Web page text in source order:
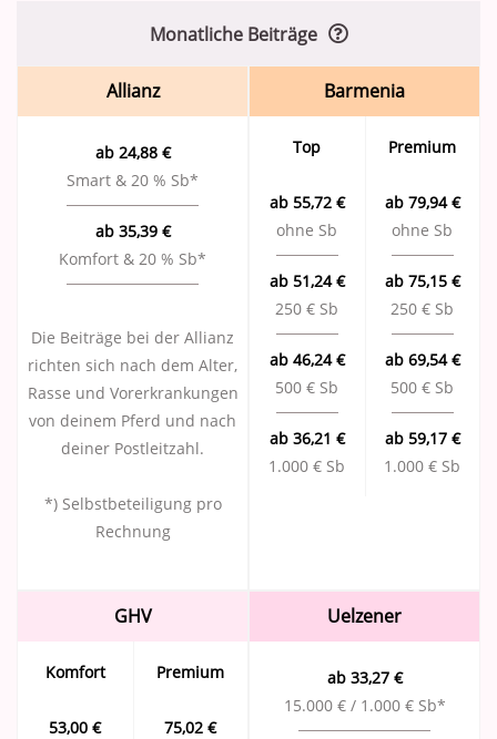
Monatliche Beiträge
Allianz
ab 24,88 €
Smart & 20 % Sb*
ab 35,39 €
Komfort & 20 % Sb*
Die Beiträge bei der Allianz
richten sich nach dem Alter,
Rasse und Vor­erkrankungen
von deinem Pferd und nach
deiner Postleitzahl.
*) Selbstbeteiligung pro
Rechnung
Barmenia
Top
ab 55,72 €
ohne Sb
ab 51,24 €
250 € Sb
ab 46,24 €
500 € Sb
ab 36,21 €
1.000 € Sb
Premium
ab 79,94 €
ohne Sb
ab 75,15 €
250 € Sb
ab 69,54 €
500 € Sb
ab 59,17 €
1.000 € Sb
GHV
Komfort
53,00 €
Premium
75,02 €
Uelzener
ab 33,27 €
15.000 € / 1.000 € Sb*